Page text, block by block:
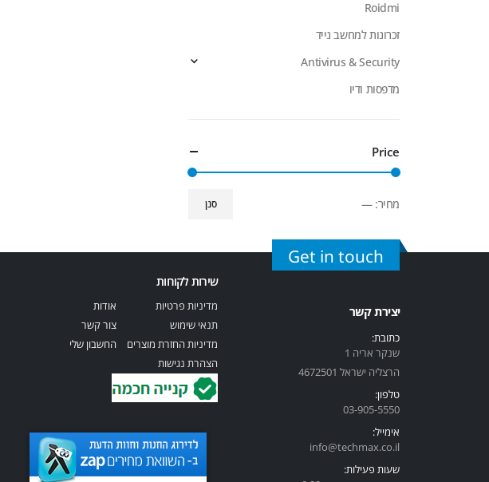
Roidmi
זכרונות למחשב נייד
Antivirus & Security
מדפסות ודיו
Price
סנן מחיר:—
Get in touch
יצירת קשר
כתובת:
שנקר אריה 1
הרצליה ישראל 4672501
טלפון:
03-905-5550
אימייל:
info@techmax.co.il
שעות פעילות:
שירות לקוחות
מדיניות פרטיות
תנאי שימוש
מדיניות החזרת מוצרים
הצהרת נגישות
אודות
צור קשר
החשבון שלי